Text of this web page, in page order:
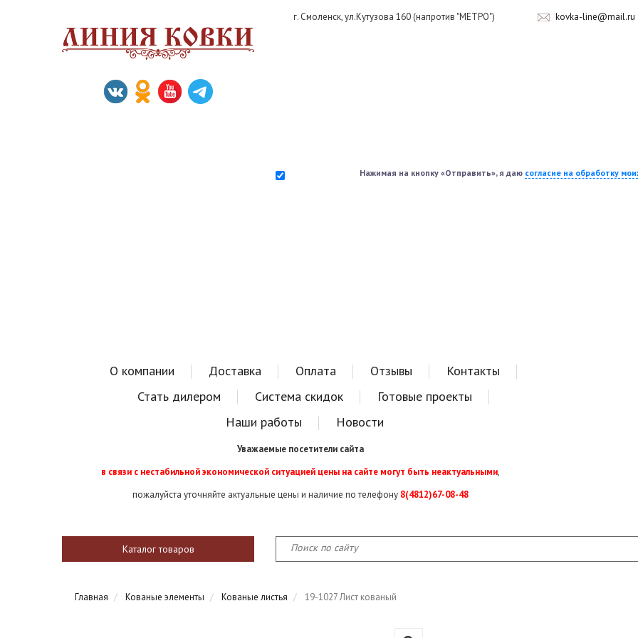
г. Смоленск, ул.Кутузова 160 (напротив "МЕТРО") kovka-line@mail.ru
Нажимая на кнопку «Отправить», я даю согласие на обработку
О компании Доставка Оплата Отзывы
Контакты
Стать дилером
Система скидок
Готовые проекты
Наши работы
Новости
Уважаемые посетители сайта
в связи с нестабильной экономической ситуацией цены на сайте могут быть неактуальными,
пожалуйста уточняйте актуальные цены и наличие по телефону 8(4812)67-08-48
Каталог товаров
Главная Кованые элементы Кованые листья 19-1027 Лист кованый